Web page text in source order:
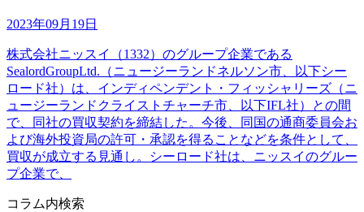
2023年09月19日
株式会社ニッスイ（1332）のグループ企業である
SealordGroupLtd.（ニュージーランドネルソン市、以下シー
ロード社）は、インディペンデント・フィッシャリーズ（ニ
ュージーランドクライストチャーチ市、以下IFL社）との間
で、同社の買収契約を締結した。今後、同国の通商委員会お
よび海外投資局の許可・承認を得ることなどを条件として、
買収が成立する見通し。シーロード社は、ニッスイのグルー
プ企業で、
コラム内検索